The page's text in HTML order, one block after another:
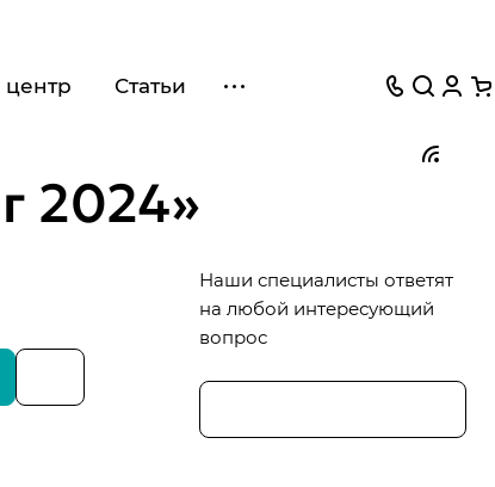
Статьи
2024»
Наши специалисты ответят
на любой интересующий
вопрос